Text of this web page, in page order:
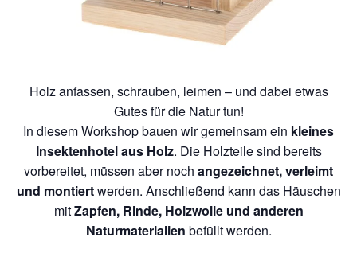
Holz anfassen, schrauben, leimen – und dabei etwas
Gutes für die Natur tun!
In diesem Workshop bauen wir gemeinsam ein kleines
Insektenhotel aus Holz. Die Holzteile sind bereits
vorbereitet, müssen aber noch angezeichnet, verleimt
und montiertwerden. Anschließend kann das Häuschen
mitZapfen, Rinde, Holzwolle und anderen
Naturmaterialien befüllt werden.